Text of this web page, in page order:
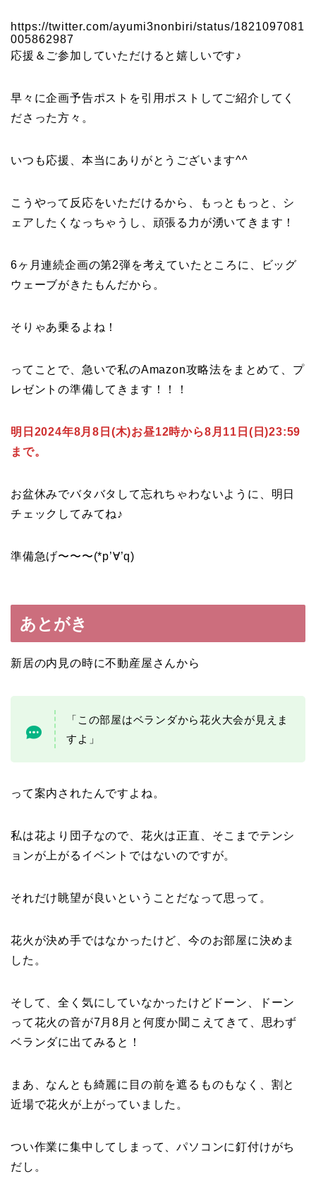
https://twitter.com/ayumi3nonbiri/status/1821097081
005862987
応援＆ご参加していただけると嬉しいです♪
早々に企画予告ポストを引用ポストしてご紹介してく
ださった方々。
いつも応援、本当にありがとうございます^^
こうやって反応をいただけるから、もっともっと、シ
ェアしたくなっちゃうし、頑張る力が湧いてきます！
6ヶ月連続企画の第2弾を考えていたところに、ビッグ
ウェーブがきたもんだから。
そりゃあ乗るよね！
ってことで、急いで私のAmazon攻略法をまとめて、プ
レゼントの準備してきます！！！
明日2024年8月8日(木)お昼12時から8月11日(日)23:59
まで。
お盆休みでバタバタして忘れちゃわないように、明日
チェックしてみてね♪
準備急げ〜〜〜(*p’∀’q)
あとがき
新居の内見の時に不動産屋さんから
「この部屋はベランダから花火大会が見えま
すよ」
って案内されたんですよね。
私は花より団子なので、花火は正直、そこまでテンシ
ョンが上がるイベントではないのですが。
それだけ眺望が良いということだなって思って。
花火が決め手ではなかったけど、今のお部屋に決めま
した。
そして、全く気にしていなかったけどドーン、ドーン
って花火の音が7月8月と何度か聞こえてきて、思わず
ベランダに出てみると！
まあ、なんとも綺麗に目の前を遮るものもなく、割と
近場で花火が上がっていました。
つい作業に集中してしまって、パソコンに釘付けがち
だし。